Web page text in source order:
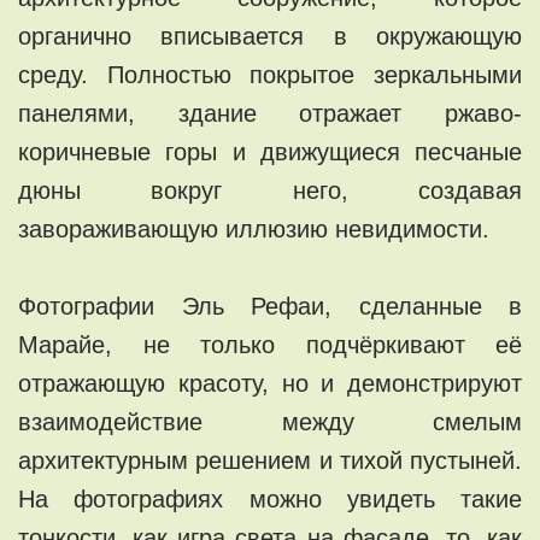
органично вписывается в окружающую
среду. Полностью покрытое зеркальными
панелями, здание отражает ржаво-
коричневые горы и движущиеся песчаные
дюны вокруг него, создавая
завораживающую иллюзию невидимости.
Фотографии Эль Рефаи, сделанные в
Марайе, не только подчёркивают её
отражающую красоту, но и демонстрируют
взаимодействие между смелым
архитектурным решением и тихой пустыней.
На фотографиях можно увидеть такие